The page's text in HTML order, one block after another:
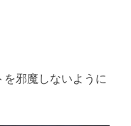
邪魔しないように